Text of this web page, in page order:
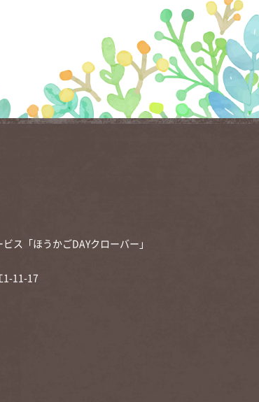
ス「ほうかごDAYクローバー」
1-11-17